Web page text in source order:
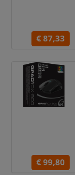
€ 87,33
€ 99,80